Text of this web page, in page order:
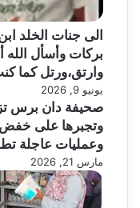
الى جنات الخلد
بركات وأسأل
وارتق،ورتل كما
يونيو 9, 2026
صحيفة دان برس
وتجبرها على خفض
وعمليات عاجلة
مارس 21, 2026